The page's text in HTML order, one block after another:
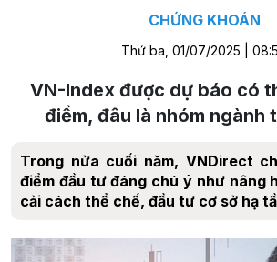
CHỨNG KHOÁN
Thứ ba, 01/07/2025 |
VN-Index được dự báo có
điểm, đâu là nhóm ngành
Trong nửa cuối năm, VNDirect
điểm đầu tư đáng chú ý như nâng
cải cách thể chế, đầu tư cơ sở hạ